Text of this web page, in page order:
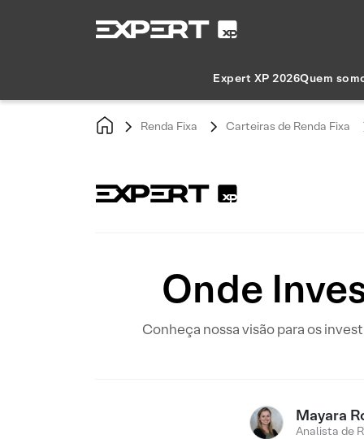
Expert XP 2026Quem
Renda Fixa Carteiras de Renda Fixa
Onde
Conheça nossa visão para os
Mayara
Analista de